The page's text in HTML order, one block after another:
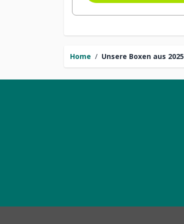
Home / Unsere Boxen aus 2025